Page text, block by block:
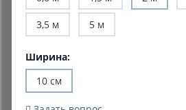
Комиссионные товары
Прокат средств реабилитации
3,5 м 5 м
Ширина:
10 см